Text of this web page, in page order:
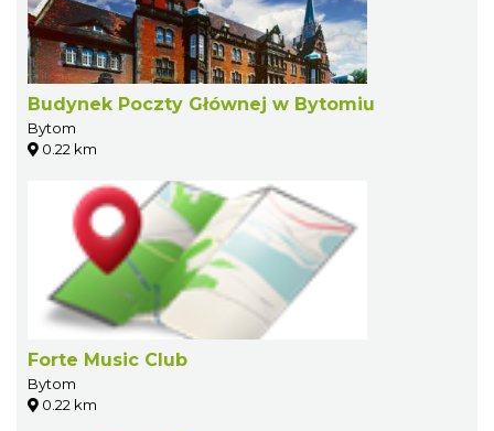
Budynek Poczty Głównej w Bytomiu
Bytom
0.22 km
Forte Music Club
Bytom
0.22 km